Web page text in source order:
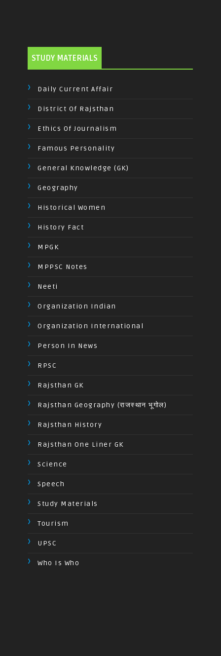
STUDY MATERIALS
Daily Current Affair
District Of Rajsthan
Ethics Of Journalism
Famous Personality
General Knowledge (GK)
Geography
Historical Women
History Fact
MPGK
MPPSC Notes
Neeti
Organization Indian
Organization International
Person In News
RPSC
Rajsthan GK
Rajsthan Geography (राजस्थान भूगोल)
Rajsthan History
Rajsthan One Liner GK
Science
Speech
Study Materials
Tourism
UPSC
Who Is Who